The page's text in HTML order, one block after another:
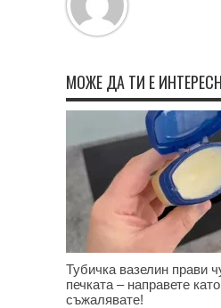
МОЖЕ ДА ТИ Е
Тубичка вазелин прави
печката – направете
съжалявате!